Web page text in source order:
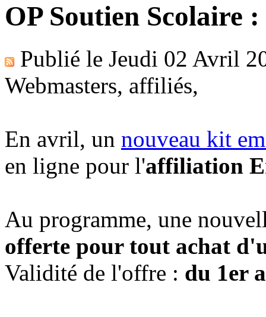
OP Soutien Scolaire
Publié le Jeudi 02 Avril
Webmasters, affiliés,
En avril, un nouveau kit
en ligne pour l'affiliation
Au programme, une
offerte pour tout achat
Validité de l'offre : du 1er